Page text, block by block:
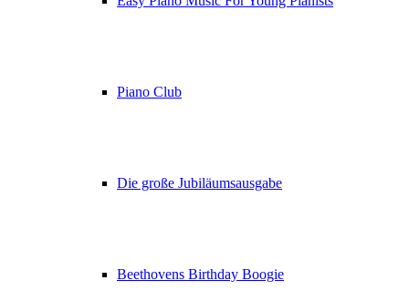
Piano Club
Die große Jubiläumsausgabe
Beethovens Birthday Boogie